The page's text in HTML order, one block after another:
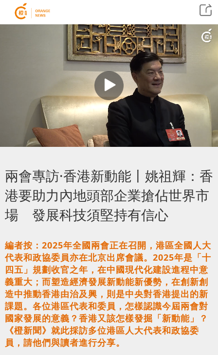
兩會專訪·香港新動能丨姚祖輝：香
港要助力內地頭部企業搶佔世界市
場 發展科技須堅持有信心
編者按：2025年全國兩會正在召開，港區全國人大
代表和政協委員亦在北京出席會議。2025年是「十
四五」規劃收官之年，在中國現代化建設進程中意
義重大；而塑造經濟發展新動能新優勢，在創新創
造中推動香港由治及興，則是中央對香港提出的新
課題。各位港區代表和委員，怎樣認識今屆兩會對
國家發展的意義？香港又該怎樣發掘「新動能」？
《橙新聞》就此採訪多位港區人大代表和政協委
員，請他們與讀者進行分享。